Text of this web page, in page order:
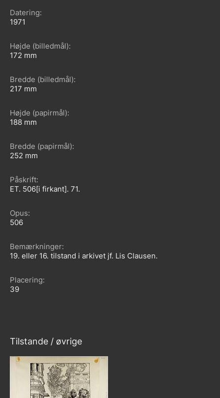
Datering
1971
Højde (billedmål)
172
Bredde (billedmål)
217
Højde (papirmål)
188
Bredde (papirmål)
252
Påskrift
ET. 506[i firkant]. 71.
Opus
506
Bemærkninger
19. eller 16. tilstand i arkivet jf. Lis Clausen.
Placering
39
Tilstande / øvrige